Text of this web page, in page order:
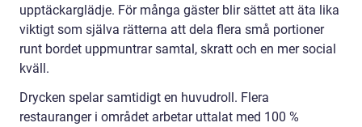
upptäckarglädje. För många gäster blir sättet att äta lika
viktigt som själva rätterna att dela flera små portioner
runt bordet uppmuntrar samtal, skratt och en mer social
kväll.
Drycken spelar samtidigt en huvudroll. Flera
restauranger i området arbetar uttalat med 100 %